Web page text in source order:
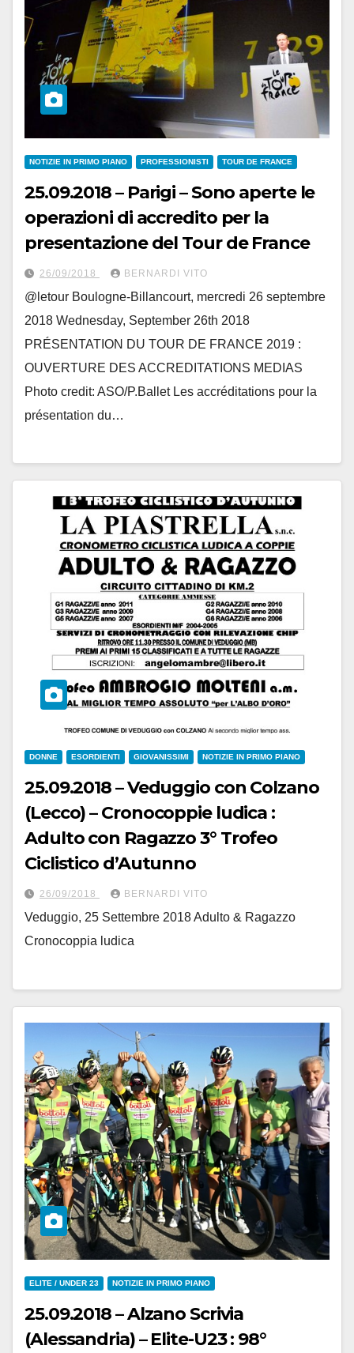
NOTIZIE IN PRIMO PIANO PROFESSIONISTI TOUR DE FRANCE
25.09.2018 – Parigi – Sono aperte le
operazioni di accredito per la
presentazione del Tour de France
26/09/2018 BERNARDI VITO
@letour Boulogne-Billancourt, mercredi 26 septembre
2018 Wednesday, September 26th 2018
PRÉSENTATION DU TOUR DE FRANCE 2019 :
OUVERTURE DES ACCREDITATIONS MEDIAS
Photo credit: ASO/P.Ballet Les accréditations pour la
présentation du…
DONNE ESORDIENTI GIOVANISSIMI NOTIZIE IN PRIMO PIANO
25.09.2018 – Veduggio con Colzano
(Lecco) – Cronocoppie ludica :
Adulto con Ragazzo 3° Trofeo
Ciclistico d’Autunno
26/09/2018 BERNARDI VITO
Veduggio, 25 Settembre 2018 Adulto & Ragazzo
Cronocoppia ludica
ELITE / UNDER 23 NOTIZIE IN PRIMO PIANO
25.09.2018 – Alzano Scrivia
(Alessandria) – Elite-U23 : 98°